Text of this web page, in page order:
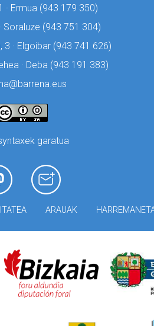
· Ermua (943 179 350)
Soraluze (943 751 304)
3 · Elgoibar (943 741 626)
· Deba (943 191 383)
garatua
ARAUAK